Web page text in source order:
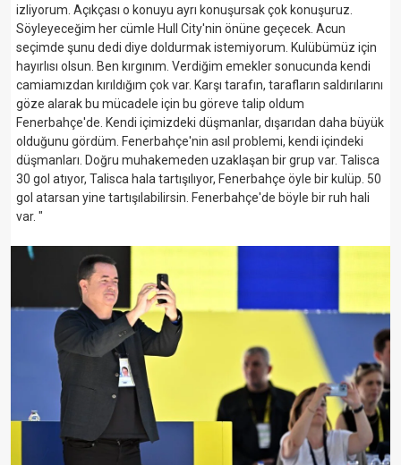
izliyorum. Açıkçası o konuyu ayrı konuşursak çok konuşuruz.
Söyleyeceğim her cümle Hull City'nin önüne geçecek. Acun
seçimde şunu dedi diye doldurmak istemiyorum. Kulübümüz için
hayırlısı olsun. Ben kırgınım. Verdiğim emekler sonucunda kendi
camiamızdan kırıldığım çok var. Karşı tarafın, tarafların saldırılarını
göze alarak bu mücadele için bu göreve talip oldum
Fenerbahçe'de. Kendi içimizdeki düşmanlar, dışarıdan daha büyük
olduğunu gördüm. Fenerbahçe'nin asıl problemi, kendi içindeki
düşmanları. Doğru muhakemeden uzaklaşan bir grup var. Talisca
30 gol atıyor, Talisca hala tartışılıyor, Fenerbahçe öyle bir kulüp. 50
gol atarsan yine tartışılabilirsin. Fenerbahçe'de böyle bir ruh hali
var. "